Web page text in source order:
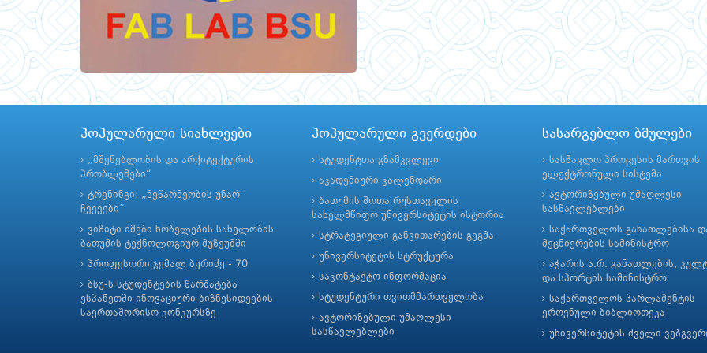
პოპულარული სიახლეები
„მშენებლობის და არქიტექტურის
პრობლემები“
ტრენინგი: „მეწარმეობის უნარ-
ჩვევები“
ვიზიტი ძმები ნობელების სახელობის
ბათუმის ტექნოლოგიურ მუზეუმში
პროფესორი ჯემალ ბერიძე - 70
ბსუ-ს სტუდენტების წარმატება
ესპანეთში ინოვაციური ბიზნესიდეების
საერთაშორისო კონკურსზე
პოპულარული გვერდები
სტუდენტთა გზამკვლევი
აკადემიური კალენდარი
ბათუმის შოთა რუსთაველის
სახელმწიფო უნივერსიტეტის ისტორია
სტრატეგიული განვითარების გეგმა
უნივერსიტეტის სტრუქტურა
საკონტაქტო ინფორმაცია
სტუდენტური თვითმმართველობა
ავტორიზებული უმაღლესი
სასწავლებლები
სასარგებლო ბმულები
სასწავლო პროცესის მართვის
ელექტრონული სისტემა
ავტორიზებული უმაღლესი
სასწავლებლები
საქართველოს განათლებისა
მეცნიერების სამინისტრო
აჭარის ა.რ. განათლების,
და სპორტის სამინისტრო
საქართველოს პარლამენტის
ეროვნული ბიბლიოთეკა
უნივერსიტეტის ძველი